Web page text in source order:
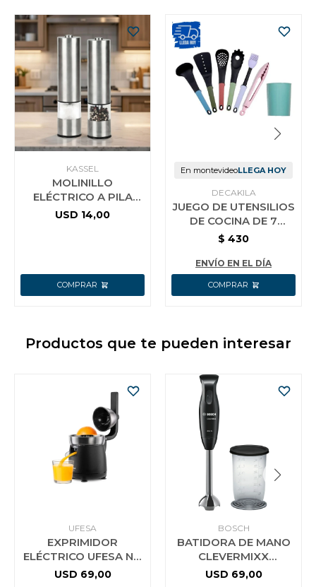
KASSEL
MOLINILLO
ELÉCTRICO A PILA
PARA SAL O PIMIENTA
USD 14,00
En montevideoLLEGA HOY
DECAKILA
JUEGO DE UTENSILIOS
DE COCINA DE 7
PIEZAS KMTT046B
$ 430
ENVÍO EN EL DÍA
Productos que te pueden interesar
UFESA
EXPRIMIDOR
ELÉCTRICO UFESA NO
IDENTIFICADO 120W
USD 69,00
BOSCH
BATIDORA DE MANO
CLEVERMIXX
MSM2610B BOSCH
USD 69,00